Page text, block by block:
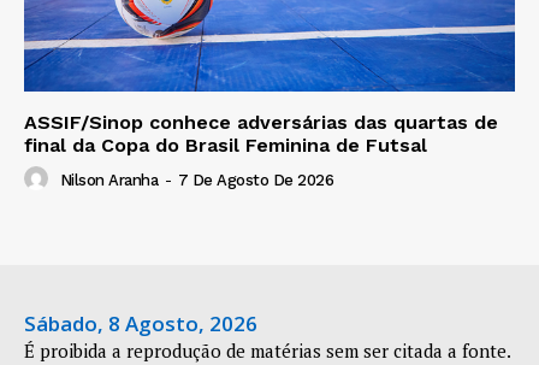
ASSIF/Sinop conhece adversárias das quartas de
final da Copa do Brasil Feminina de Futsal
Nilson Aranha - 7 De Agosto De 2026
Sábado, 8 Agosto, 2026
É proibida a reprodução de matérias sem ser citada a fonte.